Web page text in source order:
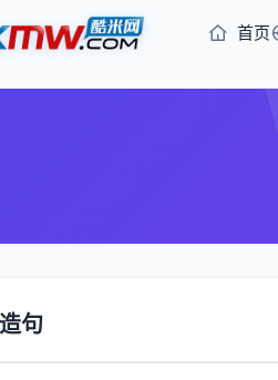
首页
句